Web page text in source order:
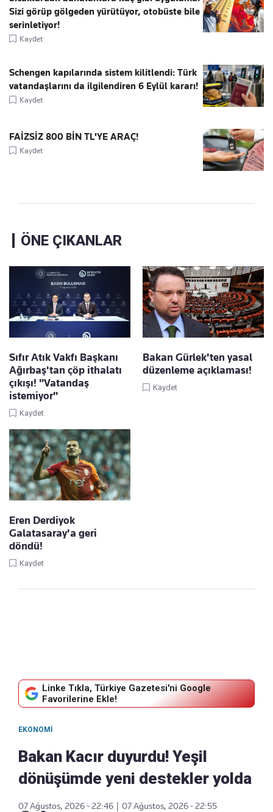
Sizi görüp gölgeden yürütüyor, otobüste bile
serinletiyor!
Kaydet
Schengen kapılarında sistem kilitlendi: Türk
vatandaşlarını da ilgilendiren 6 Eylül kararı!
Kaydet
FAİZSİZ 800 BİN TL'YE ARAÇ!
Kaydet
ÖNE ÇIKANLAR
Sıfır Atık Vakfı Başkanı
Ağırbaş'tan çöp ithalatı
çıkışı! "Vatandaş
istemiyor"
Kaydet
Bakan Gürlek'ten yasal
düzenleme açıklaması!
Kaydet
Eren Derdiyok
Galatasaray'a geri
döndü!
Kaydet
Linke Tıkla, Türkiye Gazetesi'ni Google
Favorilerine Ekle!
EKONOMI
Bakan Kacır duyurdu! Yeşil
dönüşümde yeni destekler yolda
07 Ağustos, 2026 - 22:46 07 Ağustos, 2026 - 22:55